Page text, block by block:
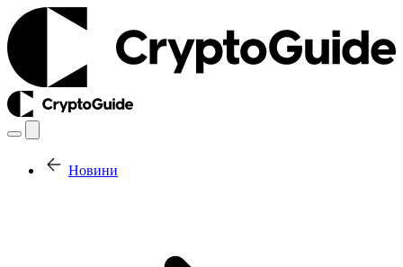
Новини